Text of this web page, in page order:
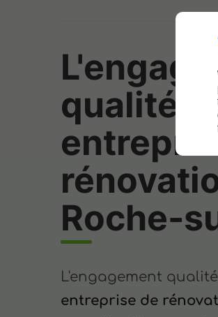
qualité
Roche-
L'engagement
entreprise de